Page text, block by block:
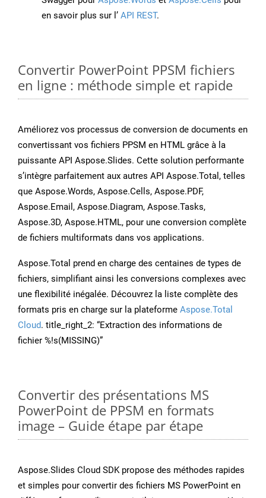
en savoir plus sur l’ API REST.
Convertir PowerPoint PPSM fichiers
en ligne : méthode simple et rapide
Améliorez vos processus de conversion de documents en
convertissant vos fichiers PPSM en HTML grâce à la
puissante API Aspose.Slides. Cette solution performante
s’intègre parfaitement aux autres API Aspose.Total, telles
que Aspose.Words, Aspose.Cells, Aspose.PDF,
Aspose.Email, Aspose.Diagram, Aspose.Tasks,
Aspose.3D, Aspose.HTML, pour une conversion complète
de fichiers multiformats dans vos applications.
Aspose.Total prend en charge des centaines de types de
fichiers, simplifiant ainsi les conversions complexes avec
une flexibilité inégalée. Découvrez la liste complète des
formats pris en charge sur la plateforme Aspose.Total
Cloud. title_right_2: “Extraction des informations de
fichier %!s(MISSING)”
Convertir des présentations MS
PowerPoint de PPSM en formats
image – Guide étape par étape
Aspose.Slides Cloud SDK propose des méthodes rapides
et simples pour convertir des fichiers MS PowerPoint en